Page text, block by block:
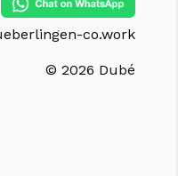
co.work
© 2026 Dubé